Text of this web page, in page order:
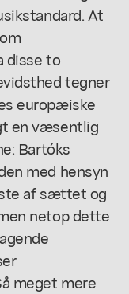
At
disse to
tegner
europæiske
en væsentlig
Bartóks
med hensyn
af sættet og
netop dette
meget mere